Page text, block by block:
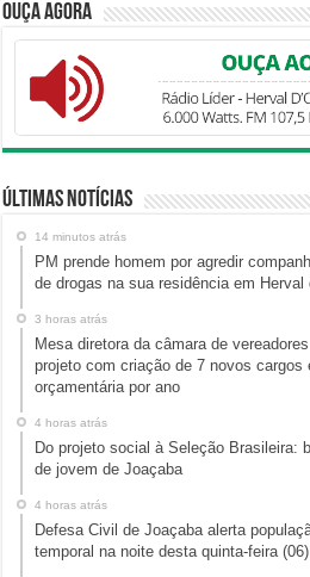
Ouça Agora
Últimas Notícias
14 minutos atrás
PM prende homem por agredir
de drogas na sua residência em Herval
3 horas atrás
Mesa diretora da câmara de
projeto com criação de 7 novos cargos
orçamentária por ano
4 horas atrás
Do projeto social à Seleção Brasileira:
de jovem de Joaçaba
4 horas atrás
Defesa Civil de Joaçaba alerta
temporal na noite desta quinta-feira (06)